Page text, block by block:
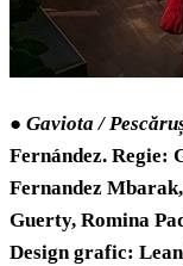
● Gaviota /
Fernández. Regie:
Fernandez
Guerty, Romina
Design grafic: